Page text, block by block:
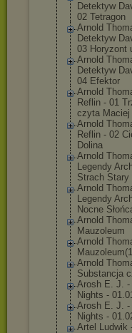
Detektyw
02 Tetragon
Arnold
Detektyw
03 Horyzont
Arnold
Detektyw
04 Efektor
Arnold
Reflin - 01
czyta Maciej
Arnold
Reflin - 02
Dolina
Arnold
Legendy
Strach Stary
Arnold
Legendy
Nocne
Arnold
Mauzoleum
Arnold
Arnold
Substancja
Arosh E. J. -
Nights -
Arosh E. J. -
Nights -
Artel Ludwik